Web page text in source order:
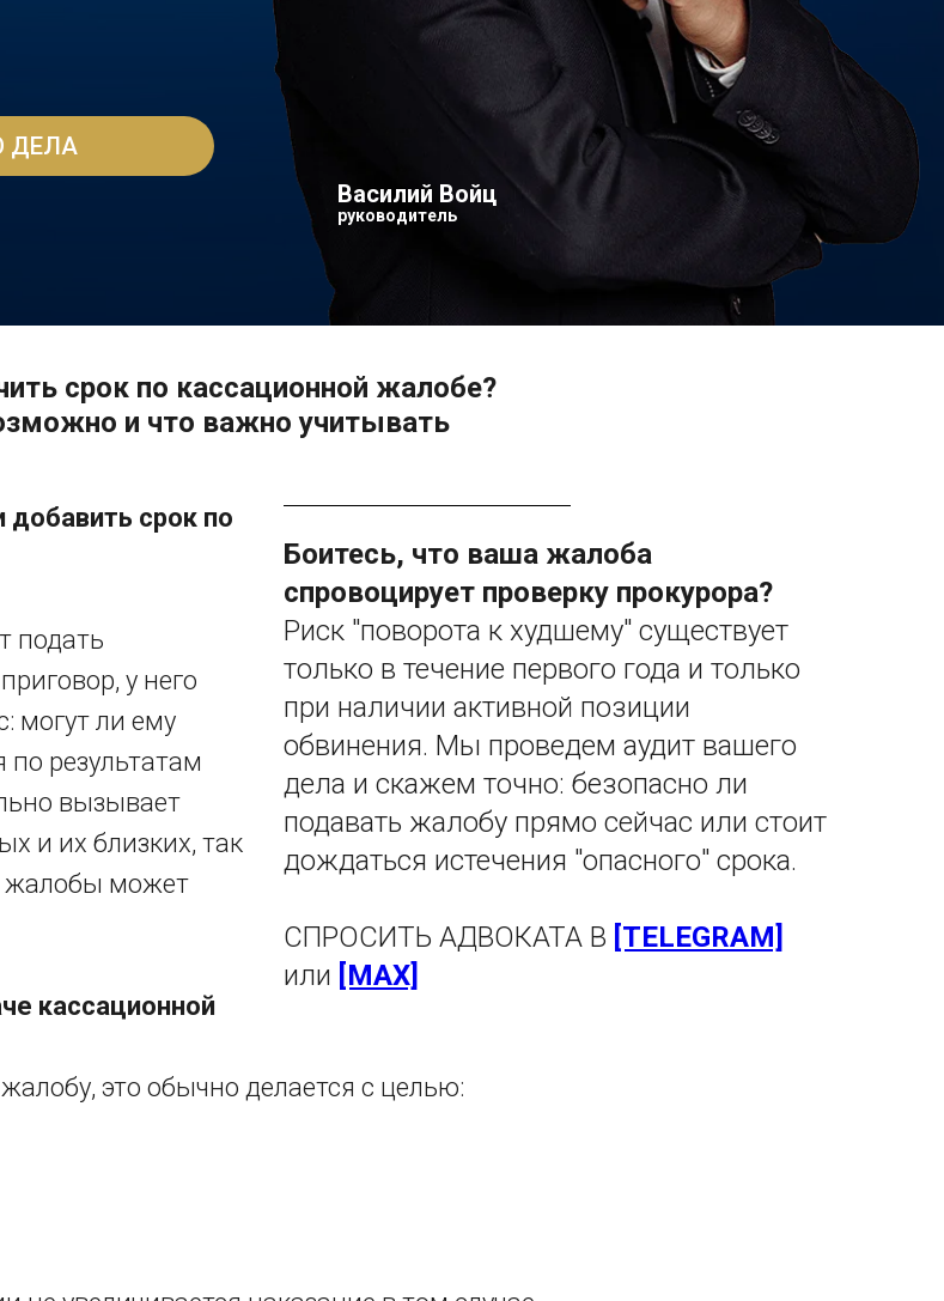
ДЕЛА
Василий Войц
руководитель
срок по кассационной жалобе?
и что важно учитывать
Боитесь, что ваша жалоба
спровоцирует проверку прокурора?
Риск "поворота к худшему" существует
только в течение первого года и только
при наличии активной позиции
обвинения. Мы проведем аудит вашего
дела и скажем точно: безопасно ли
подавать жалобу прямо сейчас или стоит
дождаться истечения "опасного" срока.
СПРОСИТЬ АДВОКАТА В [TELEGRAM]
или [MAX]
срок по
подать
у него
могут ли ему
по результатам
вызывает
и их близких, так
жалобы может
кассационной
это обычно делается с целью: